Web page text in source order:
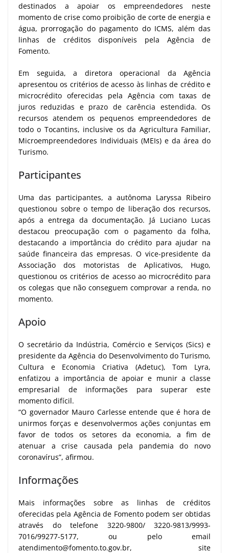
destinados a apoiar os empreendedores neste
momento de crise como proibição de corte de energia e
água, prorrogação do pagamento do ICMS, além das
linhas de créditos disponíveis pela Agência de
Fomento.
Em seguida, a diretora operacional da Agência
apresentou os critérios de acesso às linhas de crédito e
microcrédito oferecidas pela Agência com taxas de
juros reduzidas e prazo de carência estendida. Os
recursos atendem os pequenos empreendedores de
todo o Tocantins, inclusive os da Agricultura Familiar,
Microempreendedores Individuais (MEIs) e da área do
Turismo.
Participantes
Uma das participantes, a autônoma Laryssa Ribeiro
questionou sobre o tempo de liberação dos recursos,
após a entrega da documentação. Já Luciano Lucas
destacou preocupação com o pagamento da folha,
destacando a importância do crédito para ajudar na
saúde financeira das empresas. O vice-presidente da
Associação dos motoristas de Aplicativos, Hugo,
questionou os critérios de acesso ao microcrédito para
os colegas que não conseguem comprovar a renda, no
momento.
Apoio
O secretário da Indústria, Comércio e Serviços (Sics) e
presidente da Agência do Desenvolvimento do Turismo,
Cultura e Economia Criativa (Adetuc), Tom Lyra,
enfatizou a importância de apoiar e munir a classe
empresarial de informações para superar este
momento difícil.
“O governador Mauro Carlesse entende que é hora de
unirmos forças e desenvolvermos ações conjuntas em
favor de todos os setores da economia, a fim de
atenuar a crise causada pela pandemia do novo
coronavírus”, afirmou.
Informações
Mais informações sobre as linhas de créditos
oferecidas pela Agência de Fomento podem ser obtidas
através do telefone 3220-9800/ 3220-9813/9993-
7016/99277-5177, ou pelo email
atendimento@fomento.to.gov.br, site